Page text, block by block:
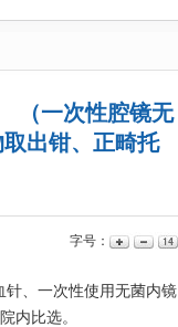
（一次性腔镜无
出钳、正畸托
字号：
、一次性使用无菌内镜
内比选。